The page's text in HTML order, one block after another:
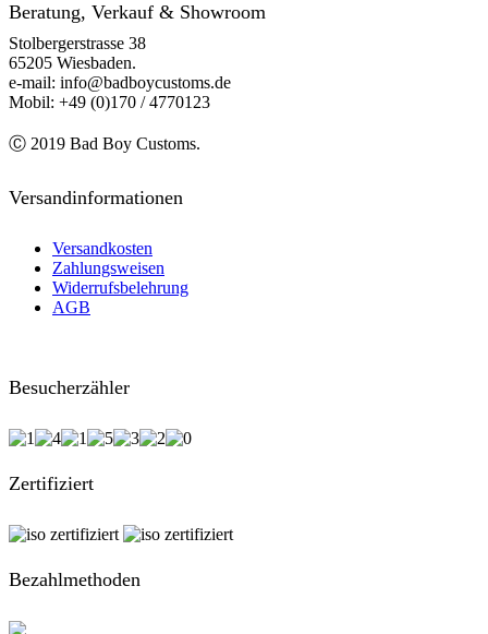
Beratung, Verkauf & Showroom
Stolbergerstrasse 38
65205 Wiesbaden.
e-mail: info@badboycustoms.de
Mobil: +49 (0)170 / 4770123
Ⓒ 2019 Bad Boy Customs.
Versandinformationen
Versandkosten
Zahlungsweisen
Widerrufsbelehrung
AGB
Besucherzähler
Zertifiziert
Bezahlmethoden